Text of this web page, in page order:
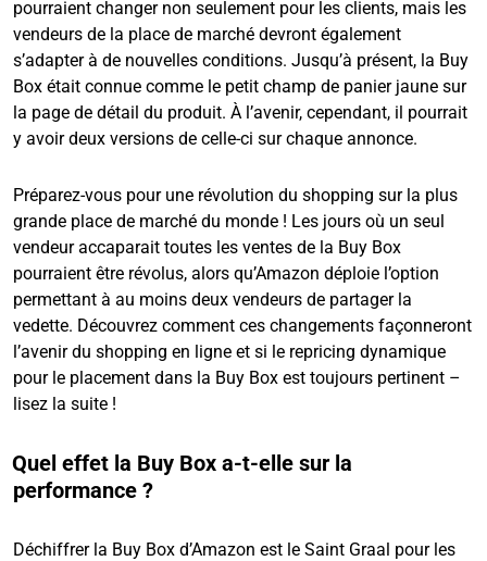
pourraient changer non seulement pour les clients, mais les
vendeurs de la place de marché devront également
s’adapter à de nouvelles conditions. Jusqu’à présent, la Buy
Box était connue comme le petit champ de panier jaune sur
la page de détail du produit. À l’avenir, cependant, il pourrait
y avoir deux versions de celle-ci sur chaque annonce.
Préparez-vous pour une révolution du shopping sur la plus
grande place de marché du monde ! Les jours où un seul
vendeur accaparait toutes les ventes de la Buy Box
pourraient être révolus, alors qu’Amazon déploie l’option
permettant à au moins deux vendeurs de partager la
vedette. Découvrez comment ces changements façonneront
l’avenir du shopping en ligne et si le repricing dynamique
pour le placement dans la Buy Box est toujours pertinent –
lisez la suite !
Quel effet la Buy Box a-t-elle sur la
performance ?
Déchiffrer la Buy Box d’Amazon est le Saint Graal pour les